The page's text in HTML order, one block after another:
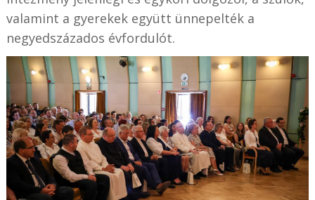
valamint a gyerekek együtt ünnepelték a
negyedszázados évfordulót.